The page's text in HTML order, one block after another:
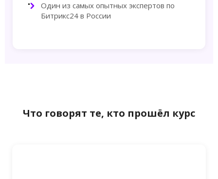
Один из самых опытных экспертов по
Битрикс24 в России
Что говорят те, кто прошёл курс